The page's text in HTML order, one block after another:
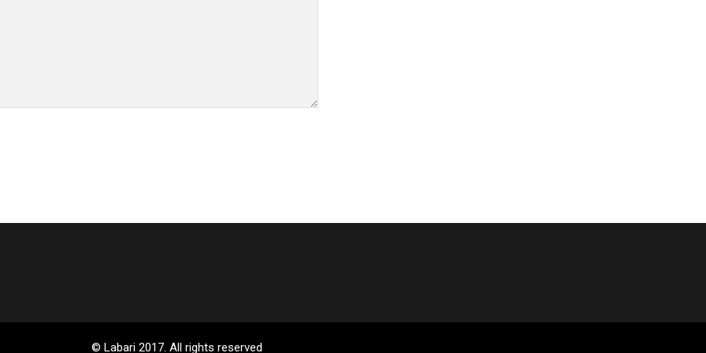
© Labari 2017. All rights reserved